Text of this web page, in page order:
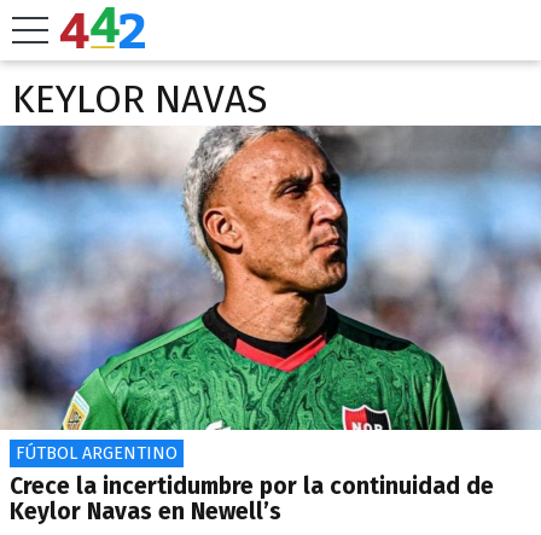
KEYLOR NAVAS
FÚTBOL ARGENTINO
Crece la incertidumbre por la continuidad de
Keylor Navas en Newell’s